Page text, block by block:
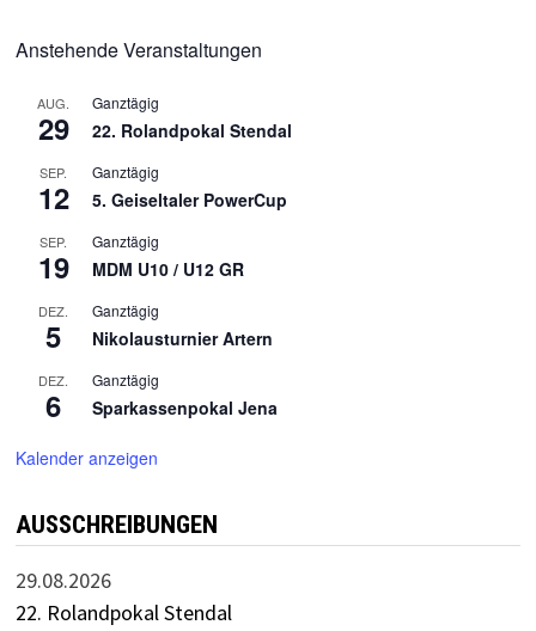
Anstehende Veranstaltungen
AUG.
29
Ganztägig
22. Rolandpokal Stendal
SEP.
12
Ganztägig
5. Geiseltaler PowerCup
SEP.
19
Ganztägig
MDM U10 / U12 GR
DEZ.
5
Ganztägig
Nikolausturnier Artern
DEZ.
6
Ganztägig
Sparkassenpokal Jena
Kalender anzeigen
AUSSCHREIBUNGEN
29.08.2026
22. Rolandpokal Stendal